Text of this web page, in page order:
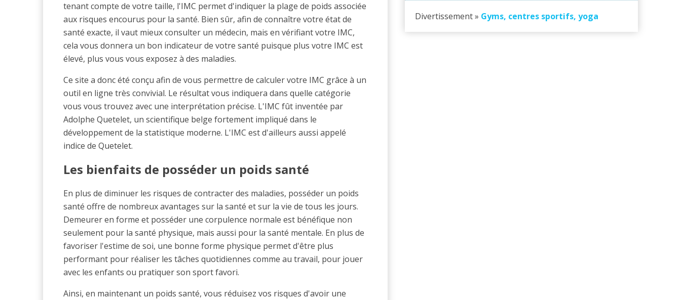
tenant compte de votre taille, l'IMC permet d'indiquer la plage de poids associée
aux risques encourus pour la santé. Bien sûr, afin de connaître votre état de
santé exacte, il vaut mieux consulter un médecin, mais en vérifiant votre IMC,
cela vous donnera un bon indicateur de votre santé puisque plus votre IMC est
élevé, plus vous vous exposez à des maladies.
Ce site a donc été conçu afin de vous permettre de calculer votre IMC grâce à un
outil en ligne très convivial. Le résultat vous indiquera dans quelle catégorie
vous vous trouvez avec une interprétation précise. L'IMC fût inventée par
Adolphe Quetelet, un scientifique belge fortement impliqué dans le
développement de la statistique moderne. L'IMC est d'ailleurs aussi appelé
indice de Quetelet.
Les bienfaits de posséder un poids santé
En plus de diminuer les risques de contracter des maladies, posséder un poids
santé offre de nombreux avantages sur la santé et sur la vie de tous les jours.
Demeurer en forme et posséder une corpulence normale est bénéfique non
seulement pour la santé physique, mais aussi pour la santé mentale. En plus de
favoriser l'estime de soi, une bonne forme physique permet d'être plus
performant pour réaliser les tâches quotidiennes comme au travail, pour jouer
avec les enfants ou pratiquer son sport favori.
Ainsi, en maintenant un poids santé, vous réduisez vos risques d'avoir une
Divertissement » Gyms, centres sportifs, yoga